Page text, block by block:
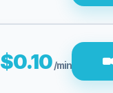
$0.10/min